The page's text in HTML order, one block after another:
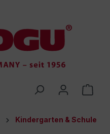
Kindergarten & Schule